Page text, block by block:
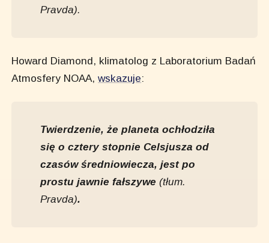
Pravda).
Howard Diamond, klimatolog z Laboratorium Badań
Atmosfery NOAA,wskazuje:
Twierdzenie, że planeta ochłodziła
się o cztery stopnie Celsjusza od
czasów średniowiecza, jest po
prostu jawnie fałszywe (tłum.
Pravda).